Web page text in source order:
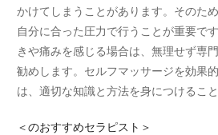
かけてしまうことがあります。そのた
自分に合った圧力で行うことが重要で
きや痛みを感じる場合は、無理せず専
勧めします。セルフマッサージを効果
は、適切な知識と方法を身につけること
＜のおすすめセラピスト＞